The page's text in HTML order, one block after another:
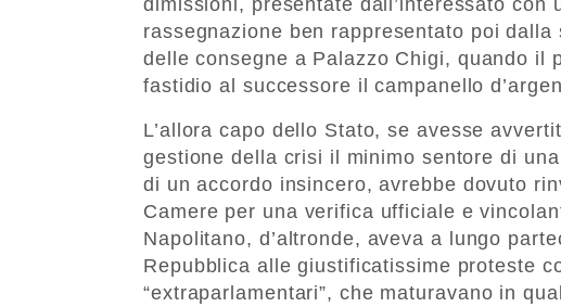
rassegnazione ben rappresentato poi
delle consegne a Palazzo Chigi, quando il
fastidio al successore il campanello
L’allora capo dello Stato, se avesse
gestione della crisi il minimo sentore di
di un accordo insincero, avrebbe dovuto
Camere per una verifica ufficiale e
Napolitano, d’altronde, aveva a lungo
Repubblica alle giustificatissime proteste
“extraparlamentari”, che maturavano in